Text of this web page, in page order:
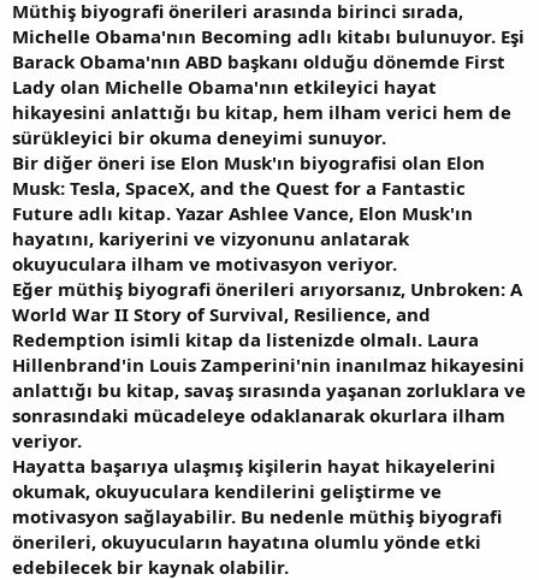
Müthiş biyografi önerileri arasında birinci sırada,
Michelle Obama'nın Becoming adlı kitabı bulunuyor. Eşi
Barack Obama'nın ABD başkanı olduğu dönemde First
Lady olan Michelle Obama'nın etkileyici hayat
hikayesini anlattığı bu kitap, hem ilham verici hem de
sürükleyici bir okuma deneyimi sunuyor.
Bir diğer öneri ise Elon Musk'ın biyografisi olan Elon
Musk: Tesla, SpaceX, and the Quest for a Fantastic
Future adlı kitap. Yazar Ashlee Vance, Elon Musk'ın
hayatını, kariyerini ve vizyonunu anlatarak
okuyuculara ilham ve motivasyon veriyor.
Eğer müthiş biyografi önerileri arıyorsanız, Unbroken: A
World War II Story of Survival, Resilience, and
Redemption isimli kitap da listenizde olmalı. Laura
Hillenbrand'in Louis Zamperini'nin inanılmaz hikayesini
anlattığı bu kitap, savaş sırasında yaşanan zorluklara ve
sonrasındaki mücadeleye odaklanarak okurlara ilham
veriyor.
Hayatta başarıya ulaşmış kişilerin hayat hikayelerini
okumak, okuyuculara kendilerini geliştirme ve
motivasyon sağlayabilir. Bu nedenle müthiş biyografi
önerileri, okuyucuların hayatına olumlu yönde etki
edebilecek bir kaynak olabilir.